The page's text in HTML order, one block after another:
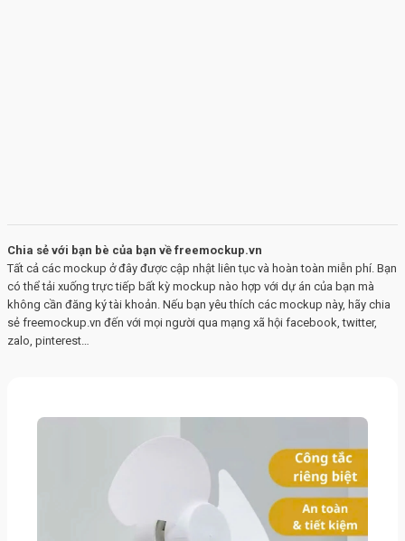
Chia sẻ với bạn bè của bạn về freemockup.vn
Tất cả các mockup ở đây được cập nhật liên tục và hoàn toàn miễn phí. Bạn
có thể tải xuống trực tiếp bất kỳ mockup nào hợp với dự án của bạn mà
không cần đăng ký tài khoản. Nếu bạn yêu thích các mockup này, hãy chia
sẻ freemockup.vn đến với mọi người qua mạng xã hội facebook, twitter,
zalo, pinterest…